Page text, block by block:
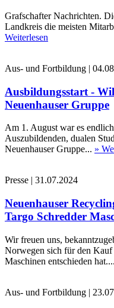
Grafschafter Nachrichten.
Landkreis die meisten
Weiterlesen
Aus- und Fortbildung |
Ausbildungsstart -
Neuenhauser Gruppe
Am 1. August war es
Auszubildenden, dualen
Neuenhauser Gruppe... »
Presse | 31.07.2024
Neuenhauser
Targo Schredder
Wir freuen uns,
Norwegen sich für den Kauf
Maschinen entschieden hat....
Aus- und Fortbildung |